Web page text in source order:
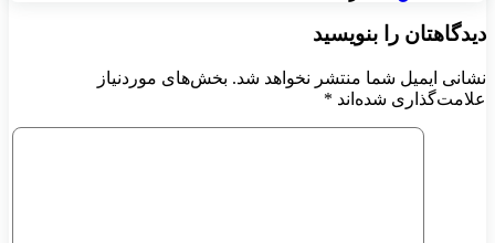
دیدگاهتان را بنویسید
نشانی ایمیل شما منتشر نخواهد شد. بخش‌های موردنیاز
علامت‌گذاری شده‌اند *